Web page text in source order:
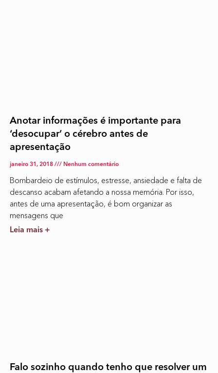
Anotar informações é importante para
‘desocupar’ o cérebro antes de
apresentação
janeiro 31, 2018 Nenhum comentário
Bombardeio de estímulos, estresse, ansiedade e falta de
descanso acabam afetando a nossa memória. Por isso,
antes de uma apresentação, é bom organizar as
mensagens que
Leia mais +
Falo sozinho quando tenho que resolver um